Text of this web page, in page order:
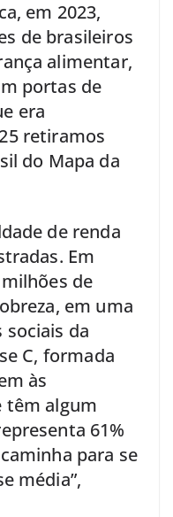
em 2023,
de brasileiros
alimentar,
portas de
era
retiramos
do Mapa da
de renda
Em
de
em uma
sociais da
C, formada
às
têm algum
61%
para se
média”,